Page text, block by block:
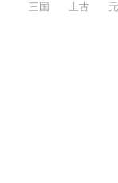
三国 上古